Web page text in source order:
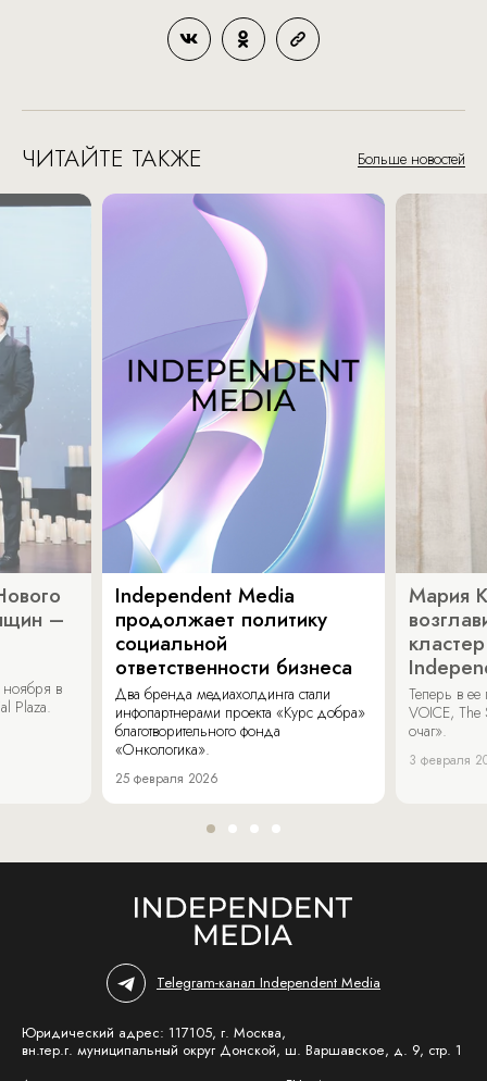
ЧИТАЙТЕ ТАКЖЕ Больше новостей
–
ноября в
Plaza.
Independent Media
продолжает политику
социальной
ответственности бизнеса
Два бренда медиахолдинга стали
инфопартнерами проекта «Курс добра»
благотворительного фонда
«Онкологика».
25 февраля 2026
Мария
Теперь в
VOICE,
очаг».
3 февраля
Telegram-канал Independent Media
Юридический адрес: 117105, г. Москва,
вн.тер.г. муниципальный округ Донской, ш. Варшавское, д. 9, стр. 1